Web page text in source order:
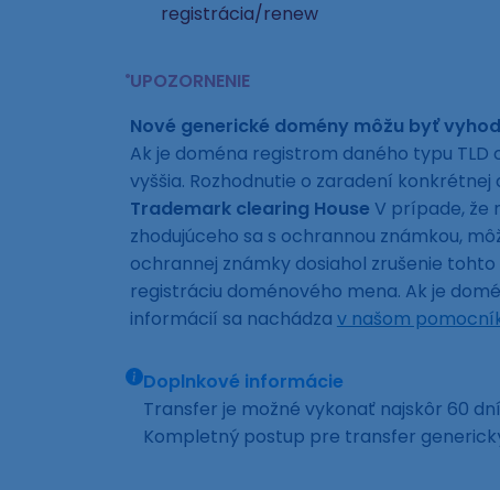
registrácia/renew
UPOZORNENIE
Nové generické domény môžu byť
Ak je doména registrom daného typu TLD
vyššia. Rozhodnutie o zaradení
Trademark clearing House V prípade, že
zhodujúceho sa s ochrannou známkou,
ochrannej známky dosiahol zrušenie
registráciu doménového mena. Ak je
informácií sa nachádza v našom
Doplnkové informácie
Transfer je možné vykonať najskôr 60
Kompletný postup pre transfer